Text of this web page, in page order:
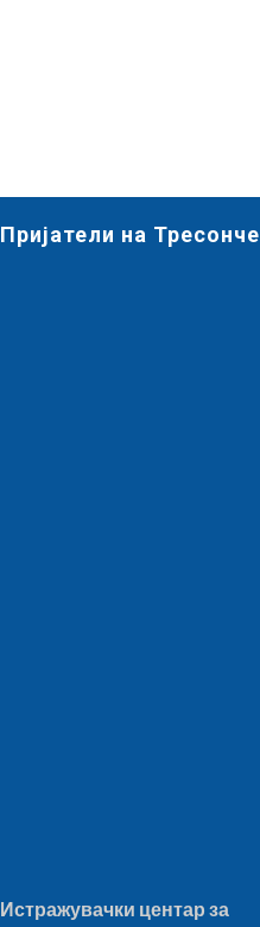
Пријатели на Тресонче
Истражувачки центар за